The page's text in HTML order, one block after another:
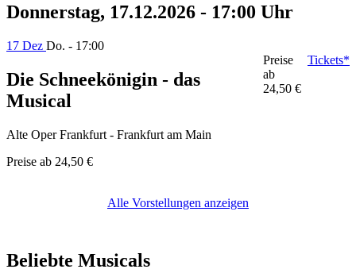
Donnerstag, 17.12.2026 - 17:00 Uhr
17 Dez Do. - 17:00
Die Schneekönigin - das
Musical
Alte Oper Frankfurt - Frankfurt am Main
Preise ab 24,50 €
Preise
ab
24,50 €
Tickets*
Alle Vorstellungen anzeigen
Beliebte Musicals